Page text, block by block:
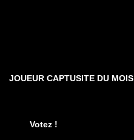
JOUEUR CAPTUSITE DU MOIS